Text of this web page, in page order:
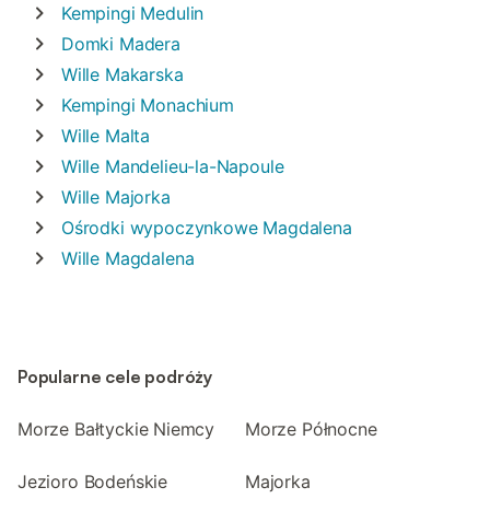
Kempingi Medulin
Domki Madera
Wille Makarska
Kempingi Monachium
Wille Malta
Wille Mandelieu-la-Napoule
Wille Majorka
Ośrodki wypoczynkowe Magdalena
Wille Magdalena
Popularne cele podróży
Morze Bałtyckie Niemcy Morze Północne
Jezioro Bodeńskie Majorka